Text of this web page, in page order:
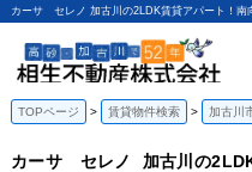
TOPページ 賃貸物件検索 加古川
カーサ セレノ 加古川の